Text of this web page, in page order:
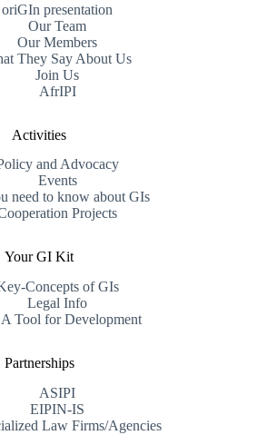
oriGIn presentation
Our Team
Our Members
They Say About Us
Join Us
AfrIPI
Activities
and Advocacy
Events
need to know about GIs
Projects
Your GI Kit
Concepts of GIs
Legal Info
Tool for Development
Partnerships
ASIPI
EIPIN-IS
Law Firms/Agencies